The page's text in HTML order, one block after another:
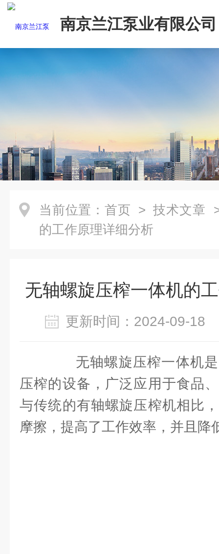
南京兰江泵业有限公司
当前位置： 首页 > 技术文章
的工作原理详细分析
无轴螺旋压榨一体机的
更新时间：2024-09-
无轴螺旋压榨一体机是
压榨的设备，广泛应用于食品
与传统的有轴螺旋压榨机相比
摩擦，提高了工作效率，并且降